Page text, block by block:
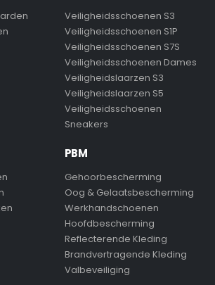
Veiligheidsschoenen S3
Veiligheidsschoenen S1P
Veiligheidsschoenen S7S
Veiligheidsschoenen Dames
Veiligheidslaarzen S3
Veiligheidslaarzen S5
Veiligheidsschoenen
Sneakers
PBM
Gehoorbescherming
Oog & Gelaatsbescherming
Werkhandschoenen
Hoofdbescherming
Reflecterende Kleding
Brandvertragende Kleding
Valbeveiliging